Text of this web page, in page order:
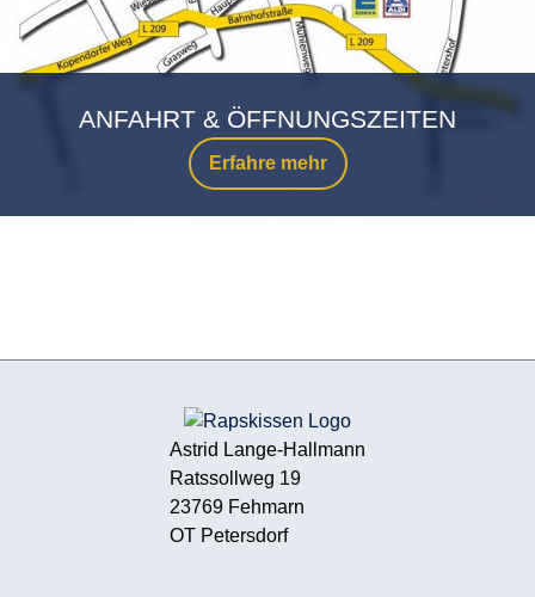
Erfahre mehr
ANFAHRT & ÖFFNUNGSZEITEN
Astrid Lange-Hallmann
Ratssollweg 19
23769 Fehmarn
OT Petersdorf